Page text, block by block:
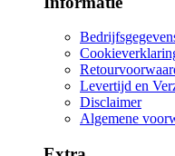
Levertijd en
Disclaimer
Algemene